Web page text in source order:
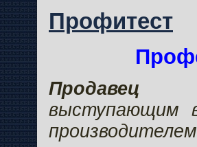
Профитест
Продавец
выступающим